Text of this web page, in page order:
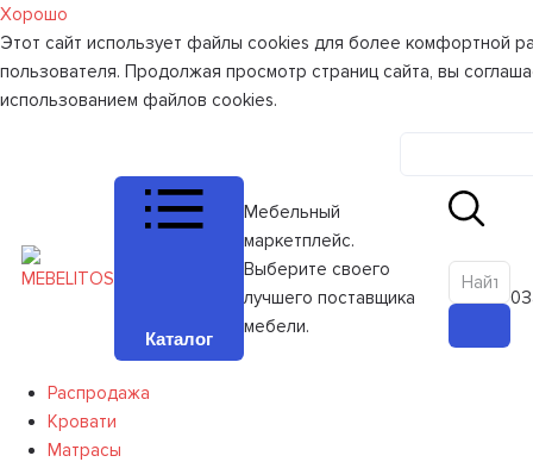
Хорошо
Этот сайт использует файлы cookies для более комфортной
пользователя. Продолжая просмотр страниц сайта, вы
использованием файлов cookies.
Каталог
Мебельный
маркетплейс.
Выберите своего
лучшего поставщика
мебели.
0
Распродажа
Кровати
Матрасы